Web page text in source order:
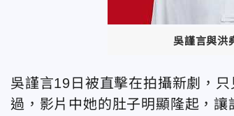
吳謹言與洪
吳謹言19日被直擊在拍攝新劇，
過，影片中她的肚子明顯隆起，